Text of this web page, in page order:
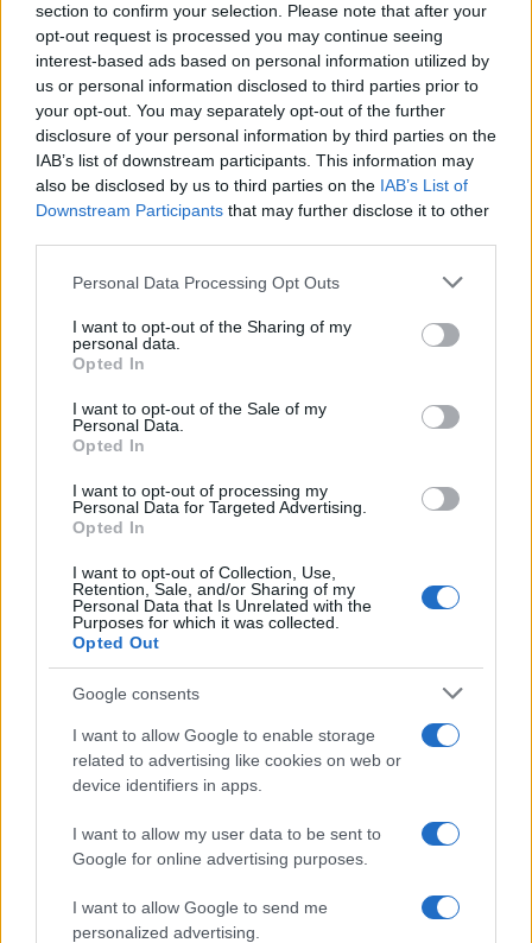
section to confirm your selection. Please note that after your
opt-out request is processed you may continue seeing
interest-based ads based on personal information utilized by
us or personal information disclosed to third parties prior to
your opt-out. You may separately opt-out of the further
disclosure of your personal information by third parties on the
IAB’s list of downstream participants. This information may
also be disclosed by us to third parties on the IAB’s List of
Downstream Participants that may further disclose it to other
Please note that this website/app uses one or more Google
not limited to your visit or usage behaviour. You may click to
grant or deny consent to Google and its third-party tags to
use your data for below specified purposes in below Google
consent section.
Personal Data Processing Opt Outs
I want to opt-out of the Sharing of my
personal data.
Opted In
I want to opt-out of the Sale of my
Personal Data.
Opted In
I want to opt-out of processing my
Personal Data for Targeted Advertising.
Opted In
I want to opt-out of Collection, Use,
Retention, Sale, and/or Sharing of my
Personal Data that Is Unrelated with the
Purposes for which it was collected.
Opted Out
Google consents
I want to allow Google to enable storage
related to advertising like cookies on web or
device identifiers in apps.
I want to allow my user data to be sent to
Google for online advertising purposes.
I want to allow Google to send me
personalized advertising.
Notizie in tempo reale?
Entra nel canale telegram di
GalluraOggi.it
Ricevi le nostre ultime news
Condividi l'articolo
F
a
ce
b
o
o
k
T
w
it
te
r
Pi
te
re
st
W
at
s
A
p
S
a
re
Articolo precedente
Prossimo articolo
Michelle Hunziker in Gallura, bella anche dal
Calangianus, dopo le polemiche il centro
accoglienza minori chiude